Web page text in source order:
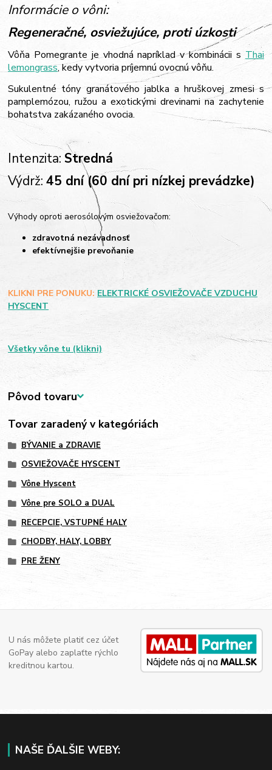
Informácie o vôni:
Regeneračné, osviežujúce, proti úzkosti
Vôňa Pomegrante je vhodná napríklad v kombinácii s Thai
lemongrass, kedy vytvoria príjemnú ovocnú vôňu.
Sukulentné tóny granátového jablka a hruškovej zmesi s
pamplemózou, ružou a exotickými drevinami na zachytenie
bohatstva zakázaného ovocia.
Intenzita:Stredná
Výdrž:45 dní (60 dní pri nízkej prevádzke)
Výhody oproti aerosólovým osviežovačom:
zdravotná nezávadnosť
efektívnejšie prevoňanie
KLIKNI PRE PONUKU: ELEKTRICKÉ OSVIEŽOVAČE VZDUCHU
HYSCENT
Všetky vône tu (klikni)
Pôvod tovaru
Tovar zaradený v kategóriách
BÝVANIE a ZDRAVIE
OSVIEŽOVAČE HYSCENT
Vône Hyscent
Vône pre SOLO a DUAL
RECEPCIE, VSTUPNÉ HALY
CHODBY, HALY, LOBBY
PRE ŽENY
U nás môžete platiť cez účet
GoPay alebo zaplaťte rýchlo
kreditnou kartou.
NAŠE ĎALŠIE WEBY: